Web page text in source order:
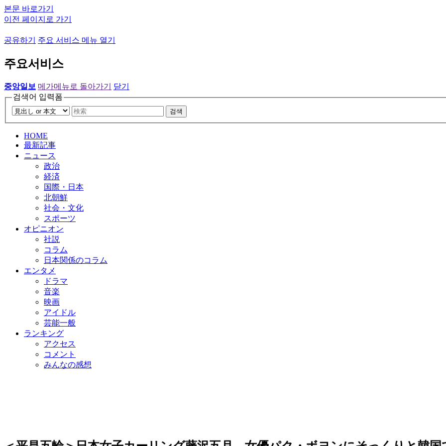
본문 바로가기
이전 페이지로 가기
공유하기 주요 서비스 메뉴 열기
주요서비스
중앙일보 메가메뉴로 돌아가기
닫기
검색어 입력폼
검색
HOME
最新記事
ニュース
政治
経済
国際・日本
北朝鮮
社会・文化
スポーツ
オピニオン
社説
コラム
日本関係のコラム
エンタメ
ドラマ
音楽
映画
アイドル
芸能一般
ランキング
アクセス
コメント
みんなの感想